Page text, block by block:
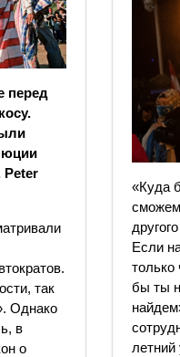
перед
Peter
так
Однако
в
о
«Куда
сможем
Если
только
бы ты